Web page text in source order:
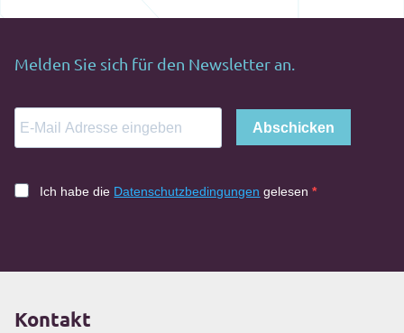
Melden Sie sich für den Newsletter an.
Abschicken
Ich habe die Datenschutzbedingungen gelesen
Kontakt